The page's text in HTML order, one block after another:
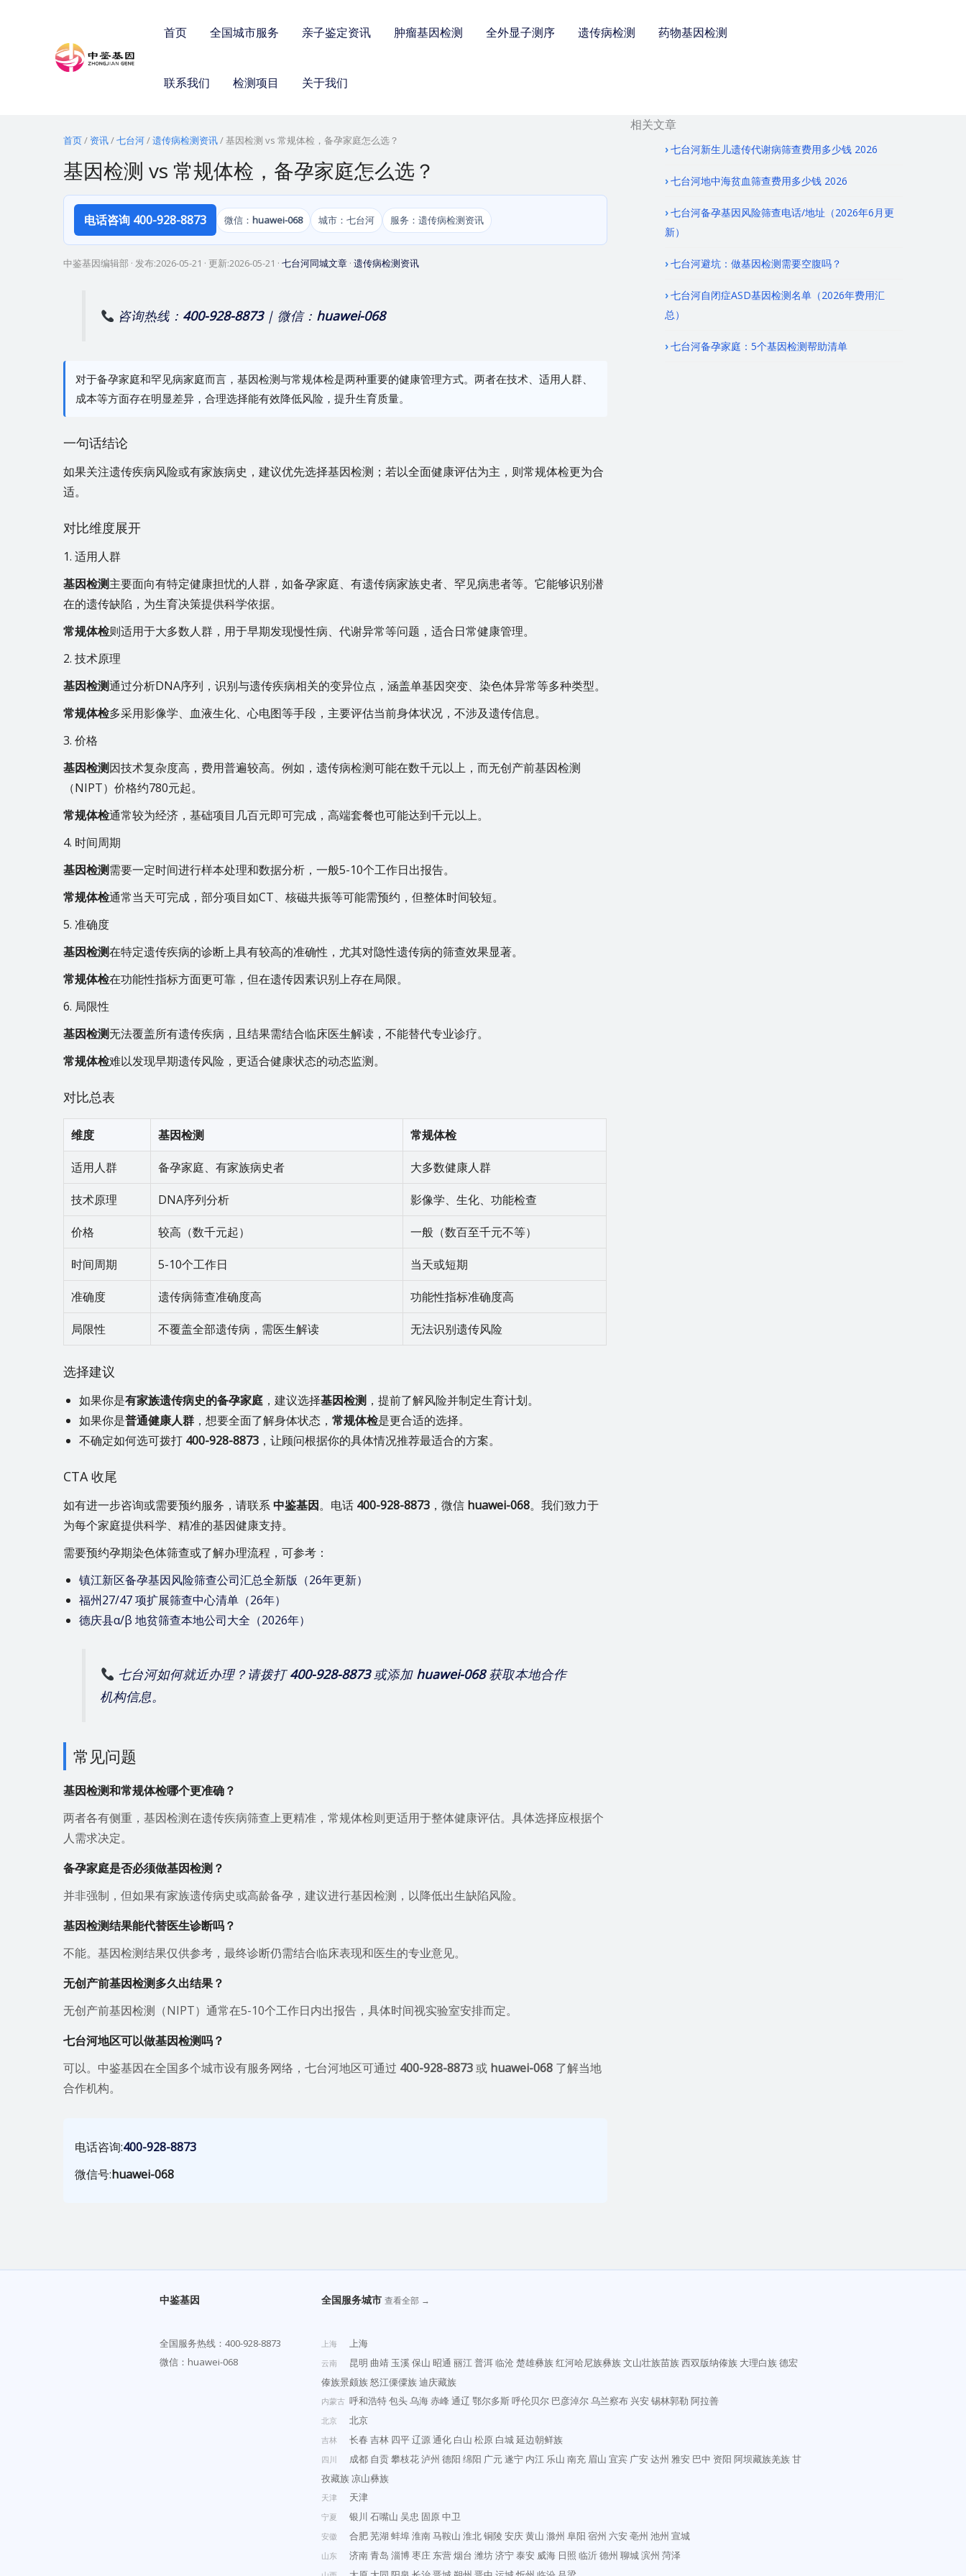
首页 全国城市服务 亲子鉴定资讯 肿瘤基因检测 全外显子测序 遗传病检测 药物基因检测
联系我们 检测项目 关于我们
首页/ 资讯/七台河/遗传病检测资讯/基因检测 vs 常规体检，备孕家庭怎么选？
基因检测 vs 常规体检，备孕家庭怎么选？
电话咨询 400-928-8873 微信： huawei-068 城市：七台河 服务：遗传病检测资讯
中鉴基因编辑部 · 发布:2026-05-21 · 更新:2026-05-21 · 七台河同城文章 · 遗传病检测资讯
咨询热线： 400-928-8873| 微信： huawei-068
对于备孕家庭和罕见病家庭而言，基因检测与常规体检是两种重要的健康管理方式。两者在技术、适用人群、
成本等方面存在明显差异，合理选择能有效降低风险，提升生育质量。
一句话结论
如果关注遗传疾病风险或有家族病史，建议优先选择基因检测；若以全面健康评估为主，则常规体检更为合
适。
对比维度展开
1. 适用人群
基因检测主要面向有特定健康担忧的人群，如备孕家庭、有遗传病家族史者、罕见病患者等。它能够识别潜
在的遗传缺陷，为生育决策提供科学依据。
常规体检则适用于大多数人群，用于早期发现慢性病、代谢异常等问题，适合日常健康管理。
2. 技术原理
基因检测通过分析DNA序列，识别与遗传疾病相关的变异位点，涵盖单基因突变、染色体异常等多种类型。
常规体检多采用影像学、血液生化、心电图等手段，主要评估当前身体状况，不涉及遗传信息。
3. 价格
基因检测因技术复杂度高，费用普遍较高。例如，遗传病检测可能在数千元以上，而无创产前基因检测
（NIPT）价格约780元起。
常规体检通常较为经济，基础项目几百元即可完成，高端套餐也可能达到千元以上。
4. 时间周期
基因检测需要一定时间进行样本处理和数据分析，一般5-10个工作日出报告。
常规体检通常当天可完成，部分项目如CT、核磁共振等可能需预约，但整体时间较短。
5. 准确度
基因检测在特定遗传疾病的诊断上具有较高的准确性，尤其对隐性遗传病的筛查效果显著。
常规体检在功能性指标方面更可靠，但在遗传因素识别上存在局限。
6. 局限性
基因检测无法覆盖所有遗传疾病，且结果需结合临床医生解读，不能替代专业诊疗。
常规体检难以发现早期遗传风险，更适合健康状态的动态监测。
对比总表
维度 基因检测 常规体检
适用人群 备孕家庭、有家族病史者 大多数健康人群
技术原理 DNA序列分析 影像学、生化、功能检查
价格 较高（数千元起） 一般（数百至千元不等）
时间周期 5-10个工作日 当天或短期
准确度 遗传病筛查准确度高 功能性指标准确度高
局限性 不覆盖全部遗传病，需医生解读 无法识别遗传风险
选择建议
如果你是有家族遗传病史的备孕家庭 ，建议选择基因检测 ，提前了解风险并制定生育计划。
如果你是普通健康人群 ，想要全面了解身体状态， 常规体检是更合适的选择。
不确定如何选可拨打 400-928-8873 ，让顾问根据你的具体情况推荐最适合的方案。
CTA 收尾
如有进一步咨询或需要预约服务，请联系中鉴基因。电话 400-928-8873 ，微信 huawei-068。我们致力于
为每个家庭提供科学、精准的基因健康支持。
需要预约孕期染色体筛查或了解办理流程，可参考：
镇江新区备孕基因风险筛查公司汇总全新版（26年更新）
福州27/47 项扩展筛查中心清单（26年）
德庆县α/β 地贫筛查本地公司大全（2026年）
七台河如何就近办理？请拨打400-928-8873或添加 huawei-068获取本地合作
机构信息。
常见问题
基因检测和常规体检哪个更准确？
两者各有侧重，基因检测在遗传疾病筛查上更精准，常规体检则更适用于整体健康评估。具体选择应根据个
人需求决定。
备孕家庭是否必须做基因检测？
并非强制，但如果有家族遗传病史或高龄备孕，建议进行基因检测，以降低出生缺陷风险。
基因检测结果能代替医生诊断吗？
不能。基因检测结果仅供参考，最终诊断仍需结合临床表现和医生的专业意见。
无创产前基因检测多久出结果？
无创产前基因检测（NIPT）通常在5-10个工作日内出报告，具体时间视实验室安排而定。
七台河地区可以做基因检测吗？
可以。中鉴基因在全国多个城市设有服务网络，七台河地区可通过 400-928-8873或 huawei-068 了解当地
合作机构。
电话咨询:400-928-8873
微信号:huawei-068
相关文章
七台河新生儿遗传代谢病筛查费用多少钱 2026
七台河地中海贫血筛查费用多少钱 2026
七台河备孕基因风险筛查电话/地址（2026年6月更
新）
七台河避坑：做基因检测需要空腹吗？
七台河自闭症ASD基因检测名单（2026年费用汇
总）
七台河备孕家庭：5个基因检测帮助清单
中鉴基因
全国服务热线： 400-928-8873
微信：huawei-068
全国服务城市 查看全部 →
上海 上海
云南 昆明 曲靖 玉溪保山 昭通 丽江普洱临沧楚雄彝族红河哈尼族彝族文山壮族苗族西双版纳傣族 大理白族德宏
傣族景颇族怒江傈僳族迪庆藏族
内蒙古 呼和浩特包头乌海赤峰通辽 鄂尔多斯呼伦贝尔 巴彦淖尔乌兰察布 兴安锡林郭勒 阿拉善
北京 北京
吉林 长春 吉林 四平辽源通化 白山 松原 白城延边朝鲜族
四川 成都 自贡攀枝花泸州 德阳 绵阳 广元遂宁 内江 乐山 南充 眉山 宜宾 广安达州 雅安 巴中 资阳 阿坝藏族羌族甘
孜藏族凉山彝族
天津 天津
宁夏 银川 石嘴山 吴忠 固原中卫
安徽 合肥芜湖 蚌埠淮南马鞍山 淮北铜陵 安庆黄山 滁州 阜阳 宿州 六安亳州 池州 宣城
山东 济南青岛 淄博枣庄 东营烟台 潍坊济宁泰安 威海 日照 临沂德州 聊城滨州 菏泽